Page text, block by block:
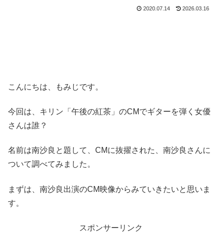
2020.07.14 2026.03.16
こんにちは、もみじです。
今回は、キリン「午後の紅茶」のCMでギターを弾く女優
さんは誰？
名前は南沙良と題して、CMに抜擢された、南沙良さんに
ついて調べてみました。
まずは、南沙良出演のCM映像からみていきたいと思いま
す。
スポンサーリンク